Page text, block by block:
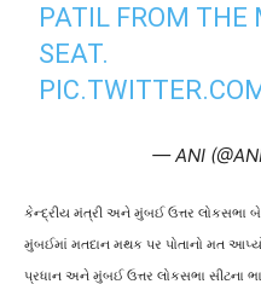
PATIL FROM THE
SEAT.
— ANI
કેન્દ્રીય મંત્રી અને મુંબઈ ઉત્તર લોકસભા
મુંબઈમાં મતદાન મથક પર પોતાનો મત
પ્રધાન અને મુંબઈ ઉત્તર લોકસભા સીટના